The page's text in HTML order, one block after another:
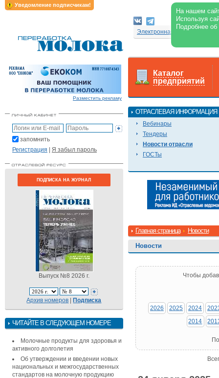
Уведомление подписчикам!
На нашем
Используя
Подробнее
Электронная версия
Разместить рекламу
запомнить
Регистрация | Я забыл пароль
ПОДПИСКА НА ЖУРНАЛ
Выпуск №8 2026 г.
Архив номеров |Подписка
ЧИТАЙТЕ В СЛЕДУЮЩЕМ НОМЕРЕ
Молочные продукты для здоровья и
активного долголетия
Об утверждении и введении новых
национальных и межгосударственных
стандартов на молочную продукцию
Каталог
предприятий
ОТРАСЛЕВАЯ ИНФОРМАЦИЯ
Вебинары
Тендеры
Новости отрасли
ГОСТы
Главная страница Новости
Новости
Чтобы
2026 2025 2024
2014